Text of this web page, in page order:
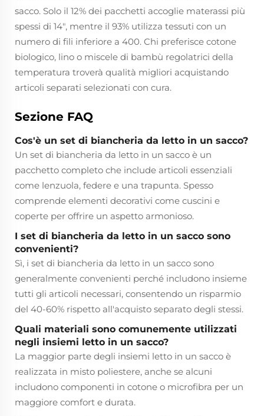
sacco. Solo il 12% dei pacchetti accoglie materassi più
spessi di 14", mentre il 93% utilizza tessuti con un
numero di fili inferiore a 400. Chi preferisce cotone
biologico, lino o miscele di bambù regolatrici della
temperatura troverà qualità migliori acquistando
articoli separati selezionati con cura.
Sezione FAQ
Cos'è un set di biancheria da letto in un sacco?
Un set di biancheria da letto in un sacco è un
pacchetto completo che include articoli essenziali
come lenzuola, federe e una trapunta. Spesso
comprende elementi decorativi come cuscini e
coperte per offrire un aspetto armonioso.
I set di biancheria da letto in un sacco sono
convenienti?
Sì, i set di biancheria da letto in un sacco sono
generalmente convenienti perché includono insieme
tutti gli articoli necessari, consentendo un risparmio
del 40-60% rispetto all'acquisto separato degli stessi.
Quali materiali sono comunemente utilizzati
negli insiemi letto in un sacco?
La maggior parte degli insiemi letto in un sacco è
realizzata in misto poliestere, anche se alcuni
includono componenti in cotone o microfibra per un
maggiore comfort e durata.